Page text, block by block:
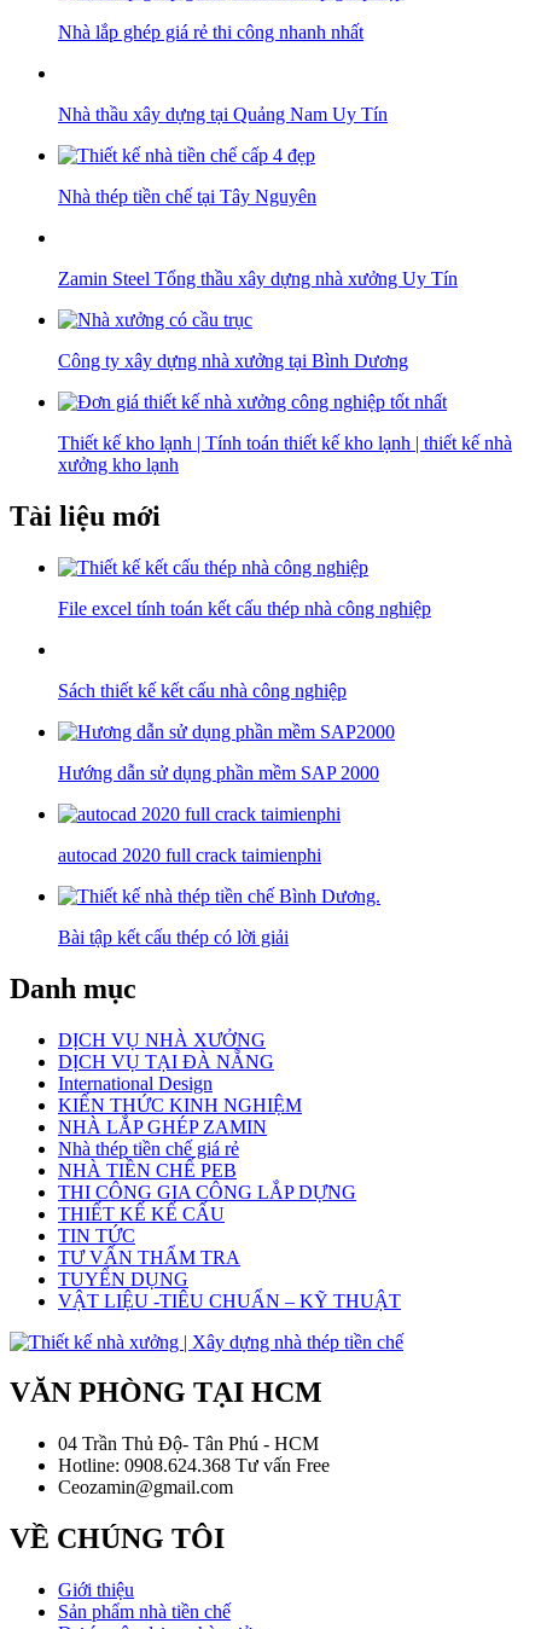
Nhà lắp ghép giá rẻ thi công nhanh nhất
Nhà thầu xây dựng tại Quảng Nam Uy Tín
Nhà thép tiền chế tại Tây Nguyên
Zamin Steel Tổng thầu xây dựng nhà xưởng Uy Tín
Công ty xây dựng nhà xưởng tại Bình Dương
Thiết kế kho lạnh | Tính toán thiết kế kho lạnh | thiết kế nhà
xưởng kho lạnh
Tài liệu mới
File excel tính toán kết cấu thép nhà công nghiệp
Sách thiết kế kết cấu nhà công nghiệp
Hướng dẫn sử dụng phần mềm SAP 2000
autocad 2020 full crack taimienphi
Bài tập kết cấu thép có lời giải
Danh mục
DỊCH VỤ NHÀ XƯỞNG
DỊCH VỤ TẠI ĐÀ NẴNG
International Design
KIẾN THỨC KINH NGHIỆM
NHÀ LẮP GHÉP ZAMIN
Nhà thép tiền chế giá rẻ
NHÀ TIỀN CHẾ PEB
THI CÔNG GIA CÔNG LẮP DỰNG
THIẾT KẾ KẾ CẤU
TIN TỨC
TƯ VẤN THẨM TRA
TUYỂN DỤNG
VẬT LIỆU -TIÊU CHUẨN – KỸ THUẬT
VĂN PHÒNG TẠI HCM
04 Trần Thủ Độ- Tân Phú - HCM
Hotline: 0908.624.368 Tư vấn Free
Ceozamin@gmail.com
VỀ CHÚNG TÔI
Giới thiệu
Sản phẩm nhà tiền chế